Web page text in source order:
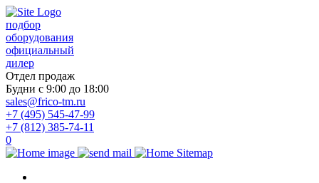
подбор
оборудования
официальный
дилер
Отдел продаж
Будни с 9:00 до 18:00
sales@frico-tm.ru
+7 (495) 545-47-99
+7 (812) 385-74-11
0